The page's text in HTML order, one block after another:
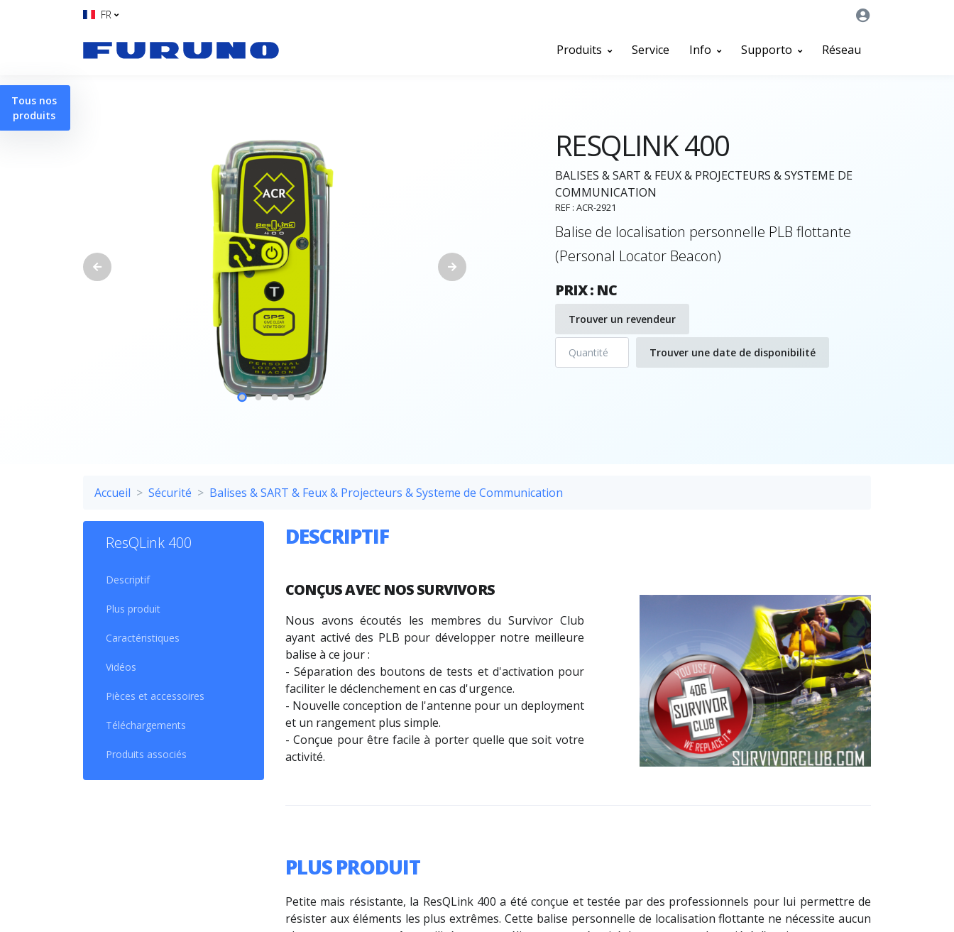
FR
Produits Service Info Supporto Réseau
RESQLINK 400
BALISES & SART & FEUX & PROJECTEURS & SYSTEME DE
COMMUNICATION
REF : ACR-2921
Balise de localisation personnelle PLB flottante
(Personal Locator Beacon)
PRIX : NC
Trouver un revendeur
Trouver une date de disponibilité
Accueil Sécurité Balises & SART & Feux & Projecteurs & Systeme de Communication
ResQLink 400
Descriptif
Plus produit
Caractéristiques
Vidéos
Pièces et accessoires
Téléchargements
Produits associés
DESCRIPTIF
CONÇUS AVEC NOSSURVIVORS
Nous avons écoutés les membres du Survivor Club
ayant activé des PLB pour développer notre meilleure
balise à ce jour :
- Séparation des boutons de tests et d'activation pour
faciliter le déclenchement en cas d'urgence.
- Nouvelle conception de l'antenne pour un deployment
et un rangement plus simple.
- Conçue pour être facile à porter quelle que soit votre
activité.
PLUS PRODUIT
Petite mais résistante, la ResQLink 400 a été conçue et testée par des professionnels pour lui permettre de
résister aux éléments les plus extrêmes. Cette balise personnelle de localisation flottante ne nécessite aucun
Tous nos
produits